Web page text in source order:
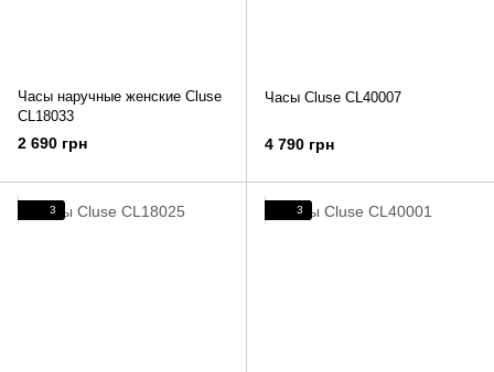
Часы наручные женские Cluse
CL18033
2 690 грн
Часы Cluse CL40007
4 790 грн
3 3